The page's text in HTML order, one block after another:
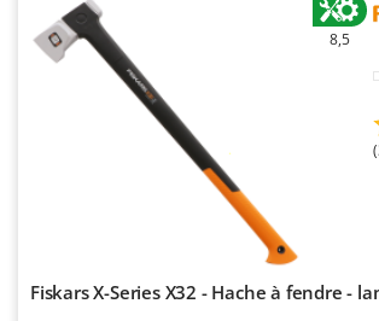
8,5
Fiskars X-Series X32 - Hache à fendre -